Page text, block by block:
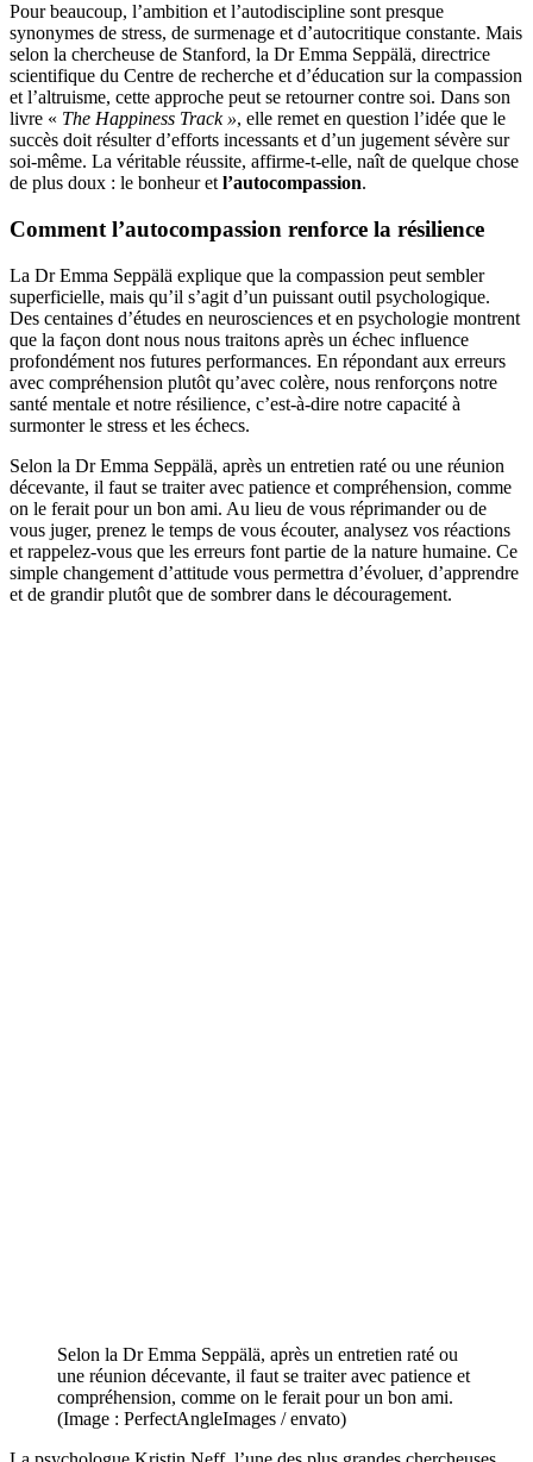
Pour beaucoup, l’ambition et l’autodiscipline sont presque
synonymes de stress, de surmenage et d’autocritique constante. Mais
selon la chercheuse de Stanford, la Dr Emma Seppälä, directrice
scientifique du Centre de recherche et d’éducation sur la compassion
et l’altruisme, cette approche peut se retourner contre soi. Dans son
livre « The Happiness Track », elle remet en question l’idée que le
succès doit résulter d’efforts incessants et d’un jugement sévère sur
soi-même. La véritable réussite, affirme-t-elle, naît de quelque chose
de plus doux : le bonheur et l’autocompassion.
Comment l’autocompassion renforce la résilience
La Dr Emma Seppälä explique que la compassion peut sembler
superficielle, mais qu’il s’agit d’un puissant outil psychologique.
Des centaines d’études en neurosciences et en psychologie montrent
que la façon dont nous nous traitons après un échec influence
profondément nos futures performances. En répondant aux erreurs
avec compréhension plutôt qu’avec colère, nous renforçons notre
santé mentale et notre résilience, c’est-à-dire notre capacité à
surmonter le stress et les échecs.
Selon la Dr Emma Seppälä, après un entretien raté ou une réunion
décevante, il faut se traiter avec patience et compréhension, comme
on le ferait pour un bon ami. Au lieu de vous réprimander ou de
vous juger, prenez le temps de vous écouter, analysez vos réactions
et rappelez-vous que les erreurs font partie de la nature humaine. Ce
simple changement d’attitude vous permettra d’évoluer, d’apprendre
et de grandir plutôt que de sombrer dans le découragement.
Selon la Dr Emma Seppälä, après un entretien raté ou
une réunion décevante, il faut se traiter avec patience et
compréhension, comme on le ferait pour un bon ami.
(Image : PerfectAngleImages / envato)